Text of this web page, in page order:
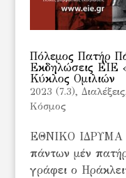
Πόλεμος Πατήρ
Εκδηλώσεις ΕΙΕ
Κύκλος Ομιλιών
2023 (7.3), Διαλέξεις
Κόσμος
ΕΘΝΙΚΟ ΙΔΡΥΜΑ
πάντων μέν
γράφει ο